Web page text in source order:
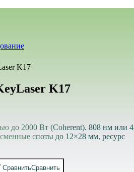
K17
K17
до 2000 Вт (Coherent). 808 нм или 4
споты до 12×28 мм, ресурс
СравнитьСравнить